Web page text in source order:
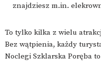
znajdziesz m.in.
To tylko kilka z wielu
Bez wątpienia, każdy
Noclegi Szklarska Poręba